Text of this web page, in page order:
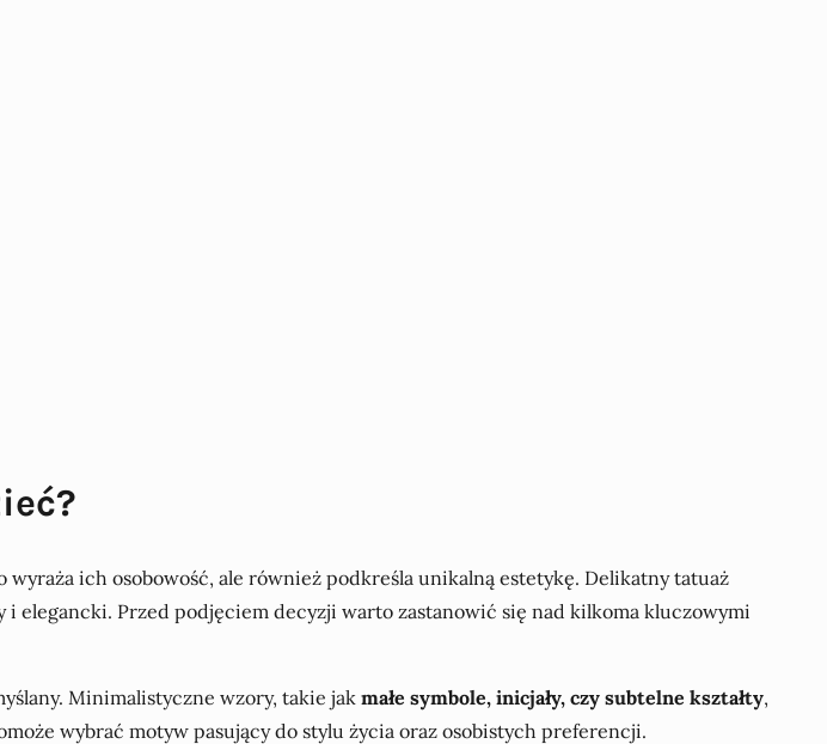
ich osobowość, ale również podkreśla unikalną estetykę. Delikatny tatuaż
elegancki. Przed podjęciem decyzji warto zastanowić się nad kilkoma kluczowymi
Minimalistyczne wzory, takie jak małe symbole, inicjały, czy subtelne kształty,
wybrać motyw pasujący do stylu życia oraz osobistych preferencji.